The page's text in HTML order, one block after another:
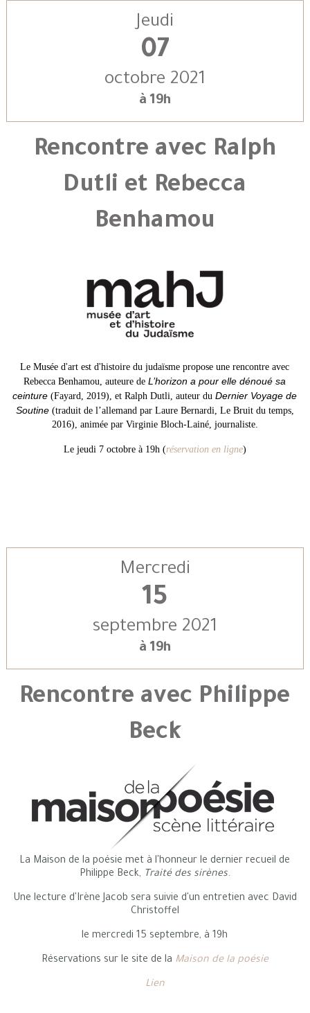
Jeudi
07
octobre 2021
à 19h
Rencontre avec Ralph
Dutli et Rebecca
Benhamou
Le Musée d'art est d'histoire du judaïsme propose une rencontre avec
Rebecca Benhamou, auteure deL’horizon a pour elle dénoué sa
ceinture(Fayard, 2019), et Ralph Dutli, auteur duDernier Voyage de
Soutine (traduit de l’allemand par Laure Bernardi, Le Bruit du temps,
2016), animée par Virginie Bloch-Lainé, journaliste.
Le jeudi 7 octobre à 19h (réservation en ligne)
Mercredi
15
septembre 2021
à 19h
Rencontre avec Philippe
Beck
La Maison de la poésie met à l'honneur le dernier recueil de
Philippe Beck, Traité des sirènes.
Une lecture d'Irène Jacob sera suivie d'un entretien avec David
Christoffel
le mercredi 15 septembre, à 19h
Réservations sur le site de la Maison de la poésie
Lien